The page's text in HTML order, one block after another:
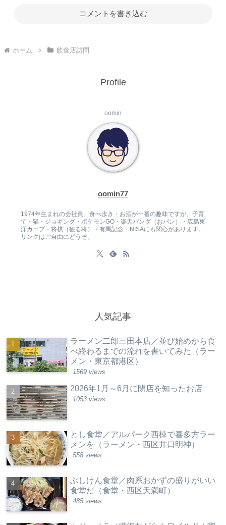
コメントを書き込む
ホーム 飲食店訪問
Profile
oomin
oomin77
1974年生まれの会社員。食べ歩き・お酒が一番の趣味ですが、子育
て・猫・ジョギング・ポケモンGO・楽天パンダ（おパン）・広島東
洋カープ・将棋（観る将）・有馬記念・NISAにも関心があります。
リンクはご自由にどうぞ。
人気記事
ラーメン二郎三田本店／並び始めから食
べ終わるまでの流れを書いてみた（ラー
メン・東京都港区）
1569 views
2026年1月～6月に閉店を知ったお店
1053 views
とし食堂／アルパーク西棟で喜多方ラー
メンを（ラーメン・西区井口明神）
558 views
ぶしけん食堂／肉系おかずの盛りがいい
食堂だ（食堂・西区天満町）
485 views